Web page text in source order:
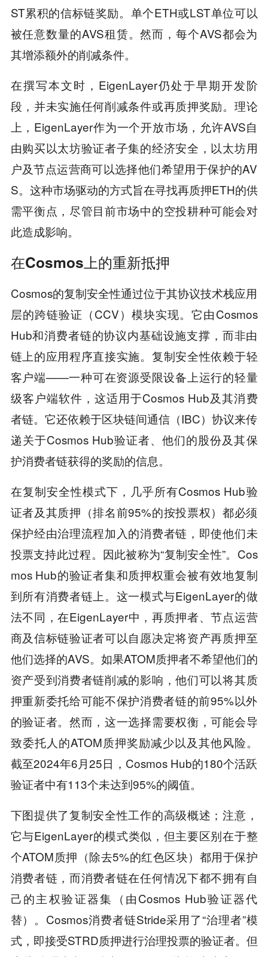
ST累积的信标链奖励。单个ETH或LST单位可以
被任意数量的AVS租赁。然而，每个AVS都会为
其增添额外的削减条件。
在撰写本文时，EigenLayer仍处于早期开发阶
段，并未实施任何削减条件或再质押奖励。理论
上，EigenLayer作为一个开放市场，允许AVS自
由购买以太坊验证者子集的经济安全，以太坊用
户及节点运营商可以选择他们希望用于保护的AV
S。这种市场驱动的方式旨在寻找再质押ETH的供
需平衡点，尽管目前市场中的空投耕种可能会对
此造成影响。
在Cosmos上的重新抵押
Cosmos的复制安全性通过位于其协议技术栈应用
层的跨链验证（CCV）模块实现。它由Cosmos
Hub和消费者链的协议内基础设施支撑，而非由
链上的应用程序直接实施。复制安全性依赖于轻
客户端——一种可在资源受限设备上运行的轻量
级客户端软件，这适用于Cosmos Hub及其消费
者链。它还依赖于区块链间通信（IBC）协议来传
递关于Cosmos Hub验证者、他们的股份及其保
护消费者链获得的奖励的信息。
在复制安全性模式下，几乎所有Cosmos Hub验
证者及其质押（排名前95%的按投票权）都必须
保护经由治理流程加入的消费者链，即使他们未
投票支持此过程。因此被称为“复制安全性”。Cos
mos Hub的验证者集和质押权重会被有效地复制
到所有消费者链上。这一模式与EigenLayer的做
法不同，在EigenLayer中，再质押者、节点运营
商及信标链验证者可以自愿决定将资产再质押至
他们选择的AVS。如果ATOM质押者不希望他们的
资产受到消费者链削减的影响，他们可以将其质
押重新委托给可能不保护消费者链的前95%以外
的验证者。然而，这一选择需要权衡，可能会导
致委托人的ATOM质押奖励减少以及其他风险。
截至2024年6月25日，Cosmos Hub的180个活跃
验证者中有113个未达到95%的阈值。
下图提供了复制安全性工作的高级概述；注意，
它与EigenLayer的模式类似，但主要区别在于整
个ATOM质押（除去5%的红色区块）都用于保护
消费者链，而消费者链在任何情况下都不拥有自
己的主权验证器集（由Cosmos Hub验证器代
替）。Cosmos消费者链Stride采用了“治理者”模
式，即接受STRD质押进行治理投票的验证者。但